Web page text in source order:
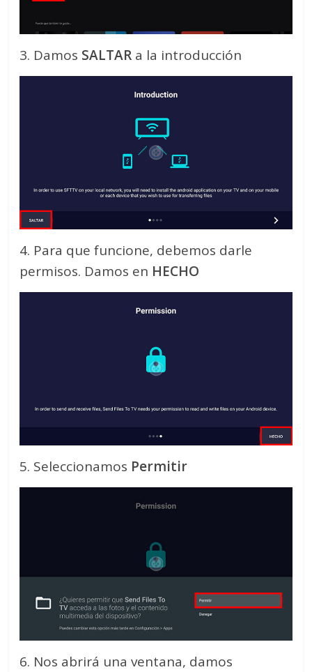
3. Damos SALTAR a la introducción
4. Para que funcione, debemos darle
permisos. Damos en HECHO
5. Seleccionamos Permitir
6. Nos abrirá una ventana, damos